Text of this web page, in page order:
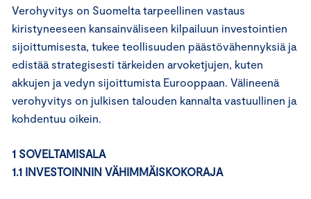
Verohyvitys on Suomelta tarpeellinen vastaus
kiristyneeseen kansainväliseen kilpailuun investointien
sijoittumisesta, tukee teollisuuden päästövähennyksiä ja
edistää strategisesti tärkeiden arvoketjujen, kuten
akkujen ja vedyn sijoittumista Eurooppaan. Välineenä
verohyvitys on julkisen talouden kannalta vastuullinen ja
kohdentuu oikein.
1 SOVELTAMISALA
1.1 INVESTOINNIN VÄHIMMÄISKOKORAJA